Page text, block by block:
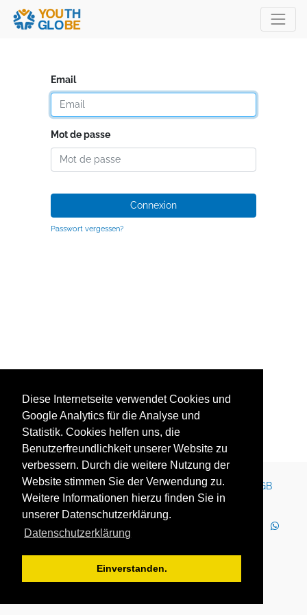
Diese Internetseite verwendet Cookies und
Google Analytics für die Analyse und
Statistik. Cookies helfen uns, die
Benutzerfreundlichkeit unserer Website zu
verbessern. Durch die weitere Nutzung der
Website stimmen Sie der Verwendung zu.
Weitere Informationen hierzu finden Sie in
unserer Datenschutzerklärung.
Datenschutzerklärung
Einverstanden.
Email
Mot de passe
Connexion
Passwort vergessen?
Kontakt Impressum Newsletter Karriere
AGB
Datenschutz
Nutzungsbedingungen
WhatsApp
2025 Copyright © YOUTH GLOBE Europa GmbH